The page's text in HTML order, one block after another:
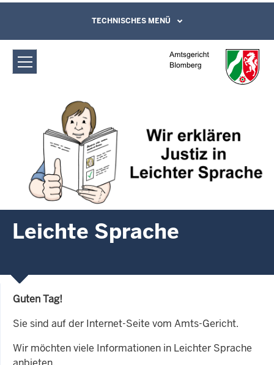
Amtsgericht Blomberg: Leichte
Sprache
Direkt zum Inhalt
Leichte Sprache, Gebärdensprachenvideo
und Kontaktformular
TECHNISCHES MENÜ
Leichte Sprache
Guten Tag!
Sie sind auf der Internet-Seite vom Amts-Gericht.
Wir möchten viele Informationen in Leichter Sprache